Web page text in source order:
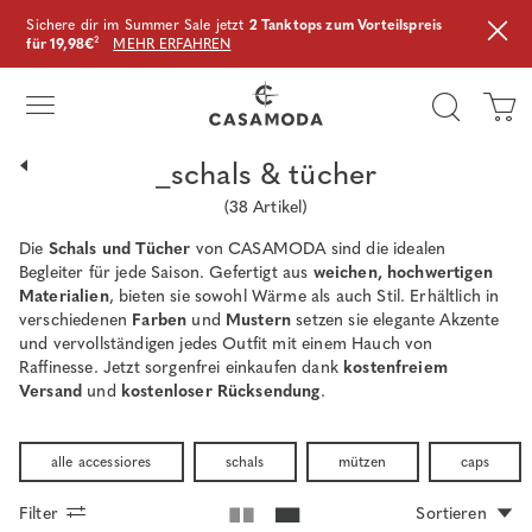
Sichere dir im Summer Sale jetzt 2 Tanktops zum Vorteilspreis
für 19,98€² MEHR ERFAHREN
_schals & tücher
(38 Artikel)
Die Schals und Tücher von CASAMODA sind die idealen
Begleiter für jede Saison. Gefertigt aus weichen, hochwertigen
Materialien, bieten sie sowohl Wärme als auch Stil. Erhältlich in
verschiedenen Farben und Musternsetzen sie elegante Akzente
und vervollständigen jedes Outfit mit einem Hauch von
Raffinesse. Jetzt sorgenfrei einkaufen dank kostenfreiem
Versand und kostenloser Rücksendung.
alle accessiores schals mützen caps
Filter Sortieren